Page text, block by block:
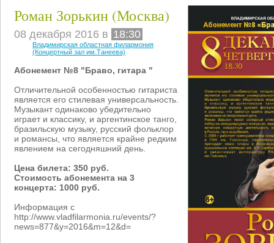
Роман Зорькин (Москва)
08 декабря 2016 в 18:30
Владимирская областная филармония
(Концертный зал им.Танеева)
Абонемент №8 "Браво, гитара "
Отличительной особенностью гитариста
является его стилевая универсальность.
Музыкант одинаково убедительно
играет и классику, и аргентинское танго,
бразильскую музыку, русский фольклор
и романсы, что является крайне редким
явлением на сегодняшний день.
Цена билета: 350 руб.
Стоимость абонемента на 3
концерта: 1000 руб.
Информация с
http://www.vladfilarmonia.ru/events/?
news=877&y=2016&m=12&d=